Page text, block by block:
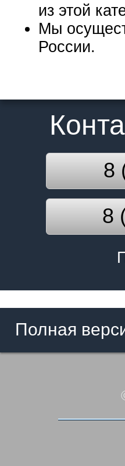
из этой
Мы
России.
8
8
Полная